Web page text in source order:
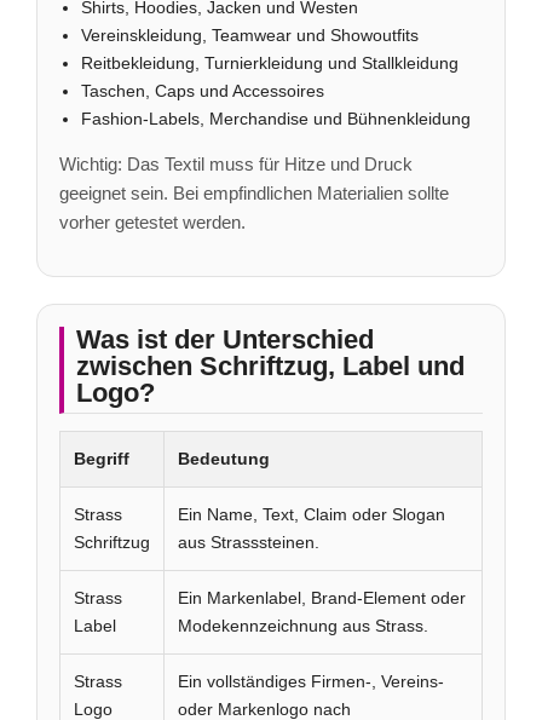
Shirts, Hoodies, Jacken und Westen
Vereinskleidung, Teamwear und Showoutfits
Reitbekleidung, Turnierkleidung und Stallkleidung
Taschen, Caps und Accessoires
Fashion-Labels, Merchandise und Bühnenkleidung
Wichtig: Das Textil muss für Hitze und Druck
geeignet sein. Bei empfindlichen Materialien sollte
vorher getestet werden.
Was ist der Unterschied
zwischen Schriftzug, Label und
Logo?
Begriff Bedeutung
Strass
Schriftzug
Ein Name, Text, Claim oder Slogan
aus Strasssteinen.
Strass
Label
Ein Markenlabel, Brand-Element oder
Modekennzeichnung aus Strass.
Strass
Logo
Ein vollständiges Firmen-, Vereins-
oder Markenlogo nach